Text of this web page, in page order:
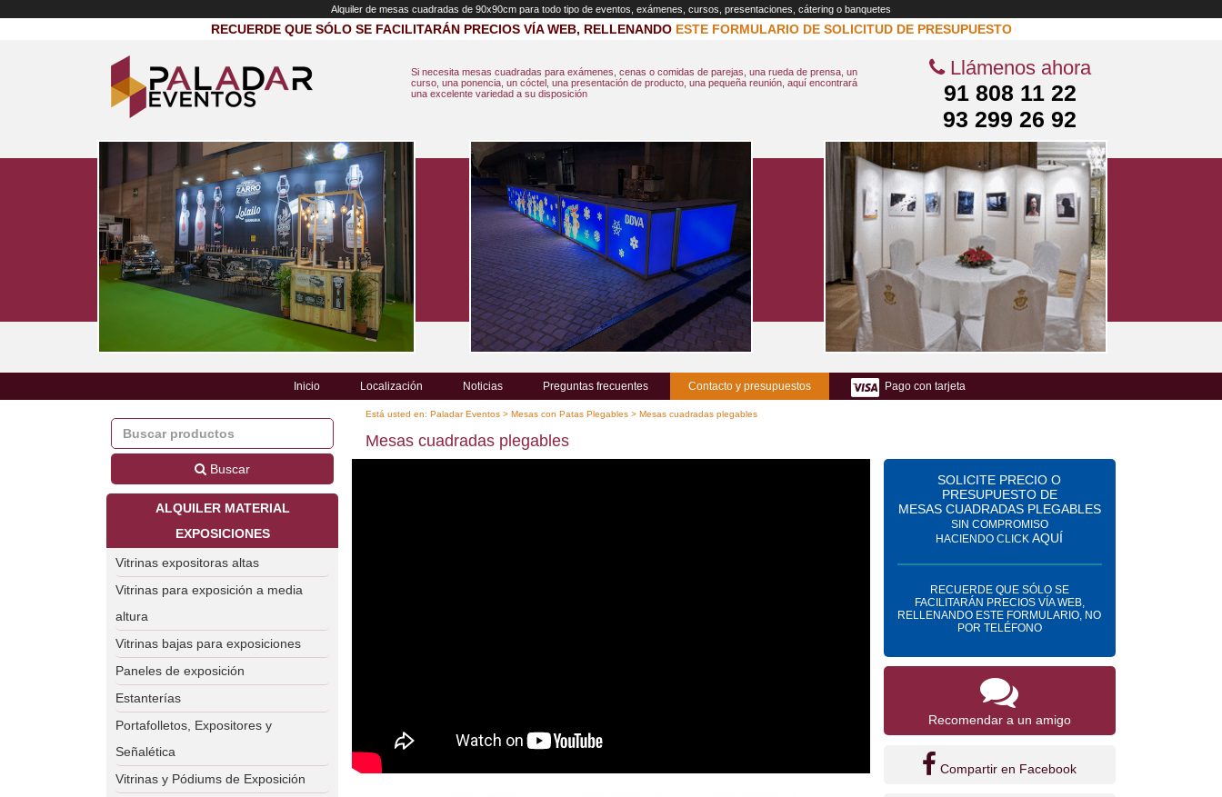
Alquiler de mesas cuadradas de 90x90cm para todo tipo de eventos, exámenes, cursos, presentaciones, cátering o banquetes
RECUERDE QUE SÓLO SE FACILITARÁN PRECIOS VÍA WEB, RELLENANDO ESTE FORMULARIO DE SOLICITUD DE PRESUPUESTO
Si necesita mesas cuadradas para exámenes, cenas o comidas de parejas, una rueda de prensa, un
curso, una ponencia, un cóctel, una presentación de producto, una pequeña reunión, aquí encontrará
una excelente variedad a su disposición
Llámenos ahora
91 808 11 22
93 299 26 92
Inicio Localización Noticias Preguntas frecuentes Contacto y presupuestos Pago con tarjeta
Buscar
ALQUILER MATERIAL
EXPOSICIONES
Vitrinas expositoras altas
Vitrinas para exposición a media
altura
Vitrinas bajas para exposiciones
Paneles de exposición
Estanterías
Portafolletos, Expositores y
Señalética
Vitrinas y Pódiums de Exposición
Está usted en: Paladar Eventos > Mesas con Patas Plegables > Mesas cuadradas plegables
Mesas cuadradas plegables
SOLICITE PRECIO O
PRESUPUESTO DE
MESAS CUADRADAS PLEGABLES
SIN COMPROMISO
HACIENDO CLICKAQUÍ
RECUERDE QUE SÓLO SE
FACILITARÁN PRECIOS VÍA WEB,
RELLENANDO ESTE FORMULARIO, NO
POR TELÉFONO
Recomendar a un amigo
Compartir en Facebook